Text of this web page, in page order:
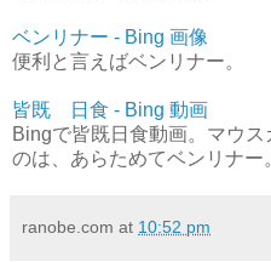
ベンリナー - Bing 画像
便利と言えばベンリナー。
皆既 日食 - Bing 動画
Bingで皆既日食動画。マウ
のは、あらためてベンリナー
ranobe.com at 10:52 pm